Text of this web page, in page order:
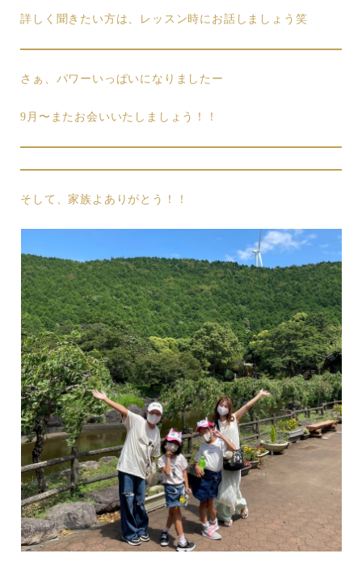
詳しく聞きたい方は、レッスン時にお話しましょう笑
さぁ、パワーいっぱいになりましたー
9月〜またお会いいたしましょう！！
そして、家族よありがとう！！